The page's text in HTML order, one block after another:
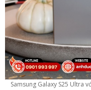
Samsung Galaxy S25 Ultra